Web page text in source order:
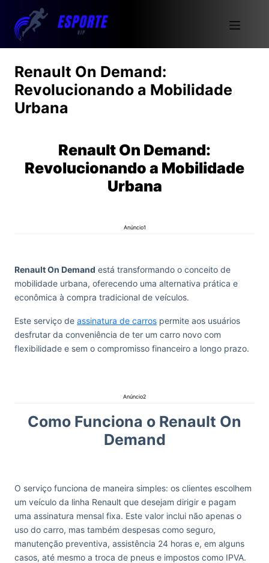
Renault On Demand:
Revolucionando a Mobilidade
Urbana
Renault On Demand:
Revolucionando a Mobilidade
Urbana
Anúncio1
Renault On Demand está transformando o conceito de
mobilidade urbana, oferecendo uma alternativa prática e
econômica à compra tradicional de veículos.
Este serviço de assinatura de carros permite aos usuários
desfrutar da conveniência de ter um carro novo com
flexibilidade e sem o compromisso financeiro a longo prazo.
Anúncio2
Como Funciona o Renault On
Demand
O serviço funciona de maneira simples: os clientes escolhem
um veículo da linha Renault que desejam dirigir e pagam
uma assinatura mensal fixa. Este valor inclui não apenas o
uso do carro, mas também despesas como seguro,
manutenção preventiva, assistência 24 horas e, em alguns
casos, até mesmo a troca de pneus e impostos como IPVA.